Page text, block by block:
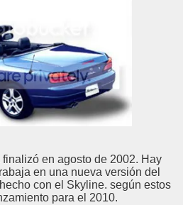
en agosto de 2002. Hay
en una nueva versión del
con el Skyline. según estos
para el 2010.